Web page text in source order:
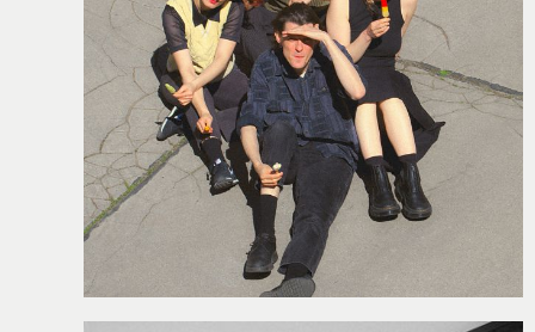
MÄRKTE
INKLUSION
RÜCKBLICK
FAQ
WERKSTÄTTEN /
KURSE
WERKSTÄTTEN &
KURSE
PROJEKTE